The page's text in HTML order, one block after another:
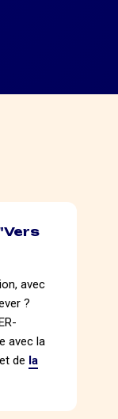
avec
?
avec la
de la